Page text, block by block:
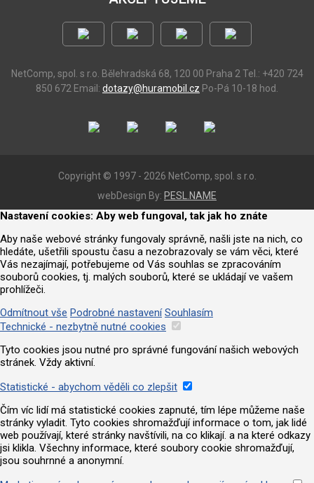
NetComp, spol. s r.o. Bělehradská 68, 120 00 Praha 2 Tel.: +420 724
850 672 Email: dotazy@huramobil.cz Po-Pá 10-18 hod.
Copyright © 1997 - 2026 NetComp, spol. s r.o.
webDesign By: PESL.NAME
Nastavení cookies: Aby web fungoval, tak jak ho znáte
Aby naše webové stránky fungovaly správně, našli jste na nich, co
hledáte, ušetřili spoustu času a nezobrazovaly se vám věci, které
Vás nezajímají, potřebujeme od Vás souhlas se zpracováním
souborů cookies, tj. malých souborů, které se ukládají ve vašem
prohlížeči.
Odmítnout vše Podrobné nastavení Souhlasím
Technické - nezbytně nutné cookies
Tyto cookies jsou nutné pro správné fungování našich webových
stránek. Vždy aktivní.
Statistické - abychom věděli co zlepšit
Čím víc lidí má statistické cookies zapnuté, tím lépe můžeme naše
stránky vyladit. Tyto cookies shromažďují informace o tom, jak lidé
web používají, které stránky navštívili, na co klikají. a na které odkazy
jsi klikla. Všechny informace, které soubory cookie shromažďují,
jsou souhrnné a anonymní.